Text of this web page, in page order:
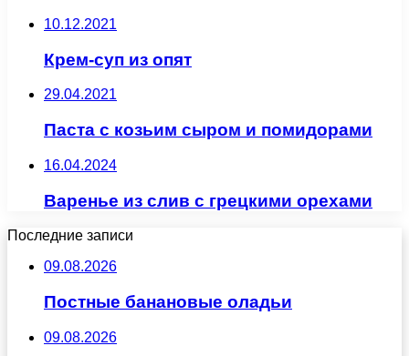
10.12.2021
Крем-суп из опят
29.04.2021
Паста с козьим сыром и помидорами
16.04.2024
Варенье из слив с грецкими орехами
Последние записи
09.08.2026
Постные банановые оладьи
09.08.2026